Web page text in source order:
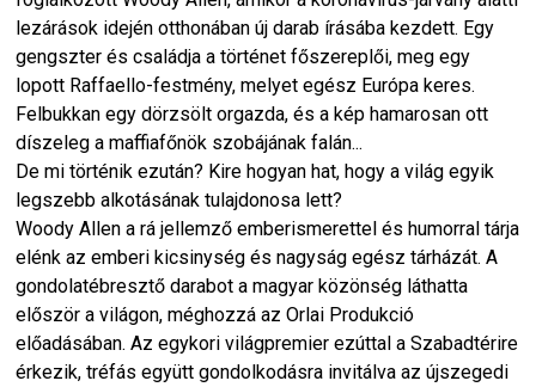
lezárások idején otthonában új darab írásába kezdett. Egy
gengszter és családja a történet főszereplői, meg egy
lopott Raffaello-festmény, melyet egész Európa keres.
Felbukkan egy dörzsölt orgazda, és a kép hamarosan ott
díszeleg a maffiafőnök szobájának falán...
De mi történik ezután? Kire hogyan hat, hogy a világ egyik
legszebb alkotásának tulajdonosa lett?
Woody Allen a rá jellemző emberismerettel és humorral tárja
elénk az emberi kicsinység és nagyság egész tárházát. A
gondolatébresztő darabot a magyar közönség láthatta
először a világon, méghozzá az Orlai Produkció
előadásában. Az egykori világpremier ezúttal a Szabadtérire
érkezik, tréfás együtt gondolkodásra invitálva az újszegedi